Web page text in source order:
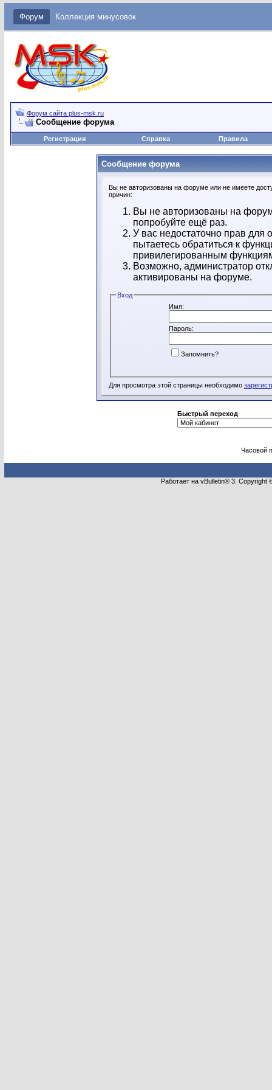
Форум Коллекция минусовок
Форум сайта plus-msk.ru
Сообщение форума
Регистрация Справка Правила
Сообщение форума
Вы не авторизованы на форуме или не имеете
причин:
Вы не авторизованы на
попробуйте ещё раз.
У вас недостаточно прав
пытаетесь обратиться к
привилегированным
Возможно, администратор
активированы на форуме.
Вход
Имя:
Пароль:
Запомнить?
Для просмотра этой страницы необходимо
Быстрый переход
Часовой
Работает на vBulletin® 3.